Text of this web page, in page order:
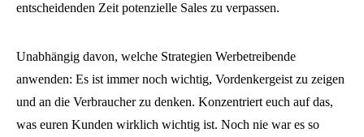
entscheidenden Zeit potenzielle Sales zu verpassen.
Unabhängig davon, welche Strategien Werbetreibende
anwenden: Es ist immer noch wichtig, Vordenkergeist zu zeigen
und an die Verbraucher zu denken. Konzentriert euch auf das,
was euren Kunden wirklich wichtig ist. Noch nie war es so